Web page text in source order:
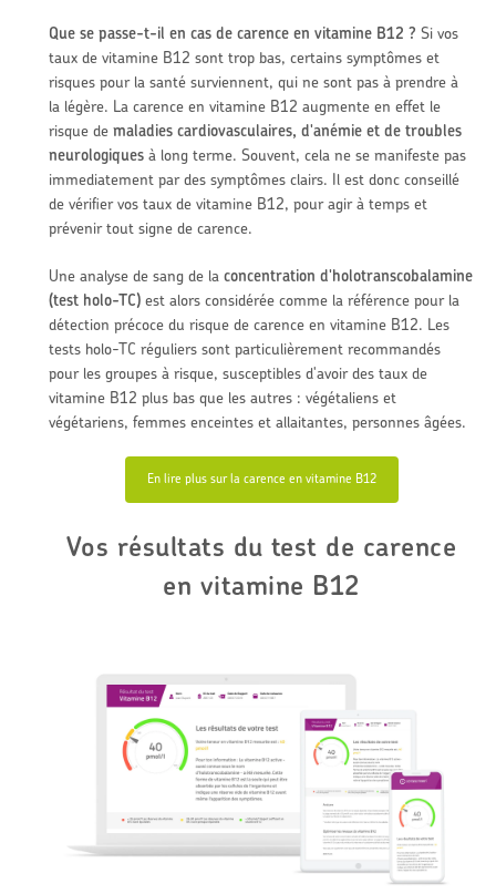
Que se passe-t-il en cas de carence en vitamine B12 ? Si vos
taux de vitamine B12 sont trop bas, certains symptômes et
risques pour la santé surviennent, qui ne sont pas à prendre à
la légère. La carence en vitamine B12 augmente en effet le
risque demaladies cardiovasculaires, d'anémie et de troubles
neurologiques à long terme. Souvent, cela ne se manifeste pas
immediatement par des symptômes clairs. Il est donc conseillé
de vérifier vos taux de vitamine B12, pour agir à temps et
prévenir tout signe de carence.
Une analyse de sang de laconcentration d'holotranscobalamine
(test holo-TC) est alors considérée comme la référence pour la
détection précoce du risque de carence en vitamine B12. Les
tests holo-TC réguliers sont particulièrement recommandés
pour les groupes à risque, susceptibles d'avoir des taux de
vitamine B12 plus bas que les autres : végétaliens et
végétariens, femmes enceintes et allaitantes, personnes âgées.
En lire plus sur la carence en vitamine B12
Vos résultats du test de carence
en vitamine B12